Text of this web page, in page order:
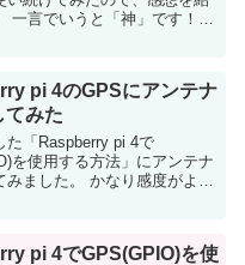
一言でいうと「神」です！
pi 4のGPSにアンテナ
てみた
た「Raspberry pi 4で
を使用する方法」にアンテナ
みました。 かなり感度がよく
pi 4でGPS(GPIO)を使